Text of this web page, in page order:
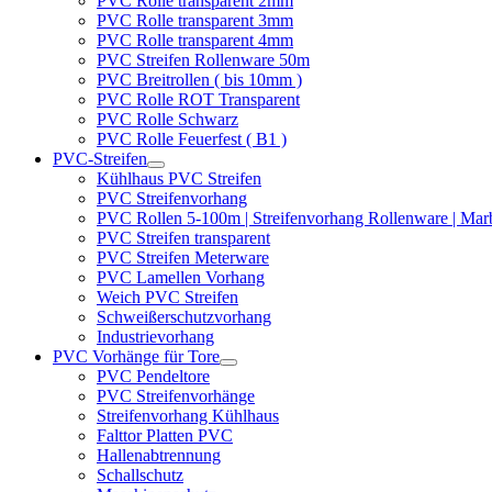
PVC Rolle transparent 3mm
PVC Rolle transparent 4mm
PVC Streifen Rollenware 50m
PVC Breitrollen ( bis 10mm )
PVC Rolle ROT Transparent
PVC Rolle Schwarz
PVC Rolle Feuerfest ( B1 )
PVC-Streifen
Kühlhaus PVC Streifen
PVC Streifenvorhang
PVC Rollen 5-100m | Streifenvorhang Rollenware |
PVC Streifen transparent
PVC Streifen Meterware
PVC Lamellen Vorhang
Weich PVC Streifen
Schweißerschutzvorhang
Industrievorhang
PVC Vorhänge für Tore
PVC Pendeltore
PVC Streifenvorhänge
Streifenvorhang Kühlhaus
Falttor Platten PVC
Hallenabtrennung
Schallschutz